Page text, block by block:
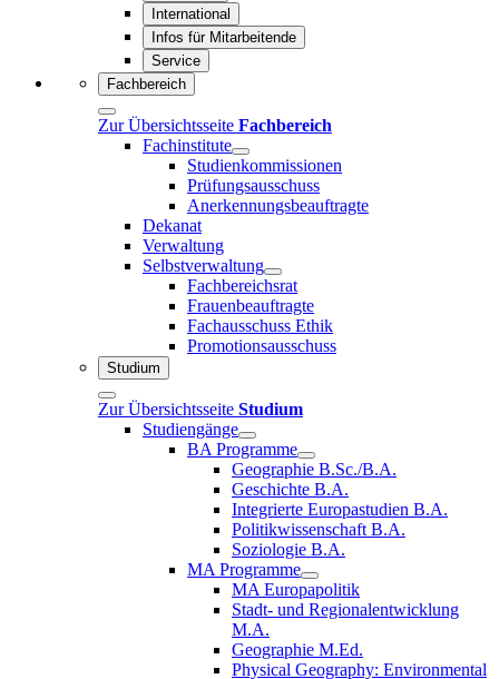
International
Infos für Mitarbeitende
Service
Fachbereich
Zur Übersichtsseite Fachbereich
Fachinstitute
Studienkommissionen
Prüfungsausschuss
Anerkennungsbeauftragte
Dekanat
Verwaltung
Selbstverwaltung
Fachbereichsrat
Frauenbeauftragte
Fachausschuss Ethik
Promotionsausschuss
Studium
Zur Übersichtsseite Studium
Studiengänge
BA Programme
Geographie B.Sc./B.A.
Geschichte B.A.
Integrierte Europastudien B.A.
Politikwissenschaft B.A.
Soziologie B.A.
MA Programme
MA Europapolitik
Stadt- und Regionalentwicklung
M.A.
Geographie M.Ed.
Physical Geography: Environmental